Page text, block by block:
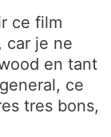
ce film
car je ne
en tant
ce
tres bons,